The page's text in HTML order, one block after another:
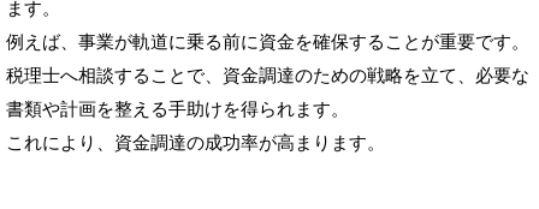
ます。
例えば、事業が軌道に乗る前に資金を確保することが重要です。
税理士へ相談することで、資金調達のための戦略を立て、必要な
書類や計画を整える手助けを得られます。
これにより、資金調達の成功率が高まります。